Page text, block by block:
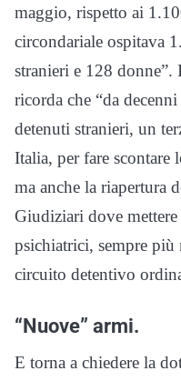
maggio, rispetto ai
circondariale ospitava
stranieri e 128 donne”.
ricorda che “da
detenuti stranieri, un
Italia, per fare scontare
ma anche la riapertura
Giudiziari dove
psichiatrici, sempre
circuito detentivo
“Nuove” armi.
E torna a chiedere la